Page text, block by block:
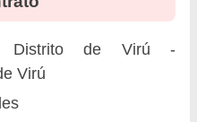
Distrito de Virú -
Virú